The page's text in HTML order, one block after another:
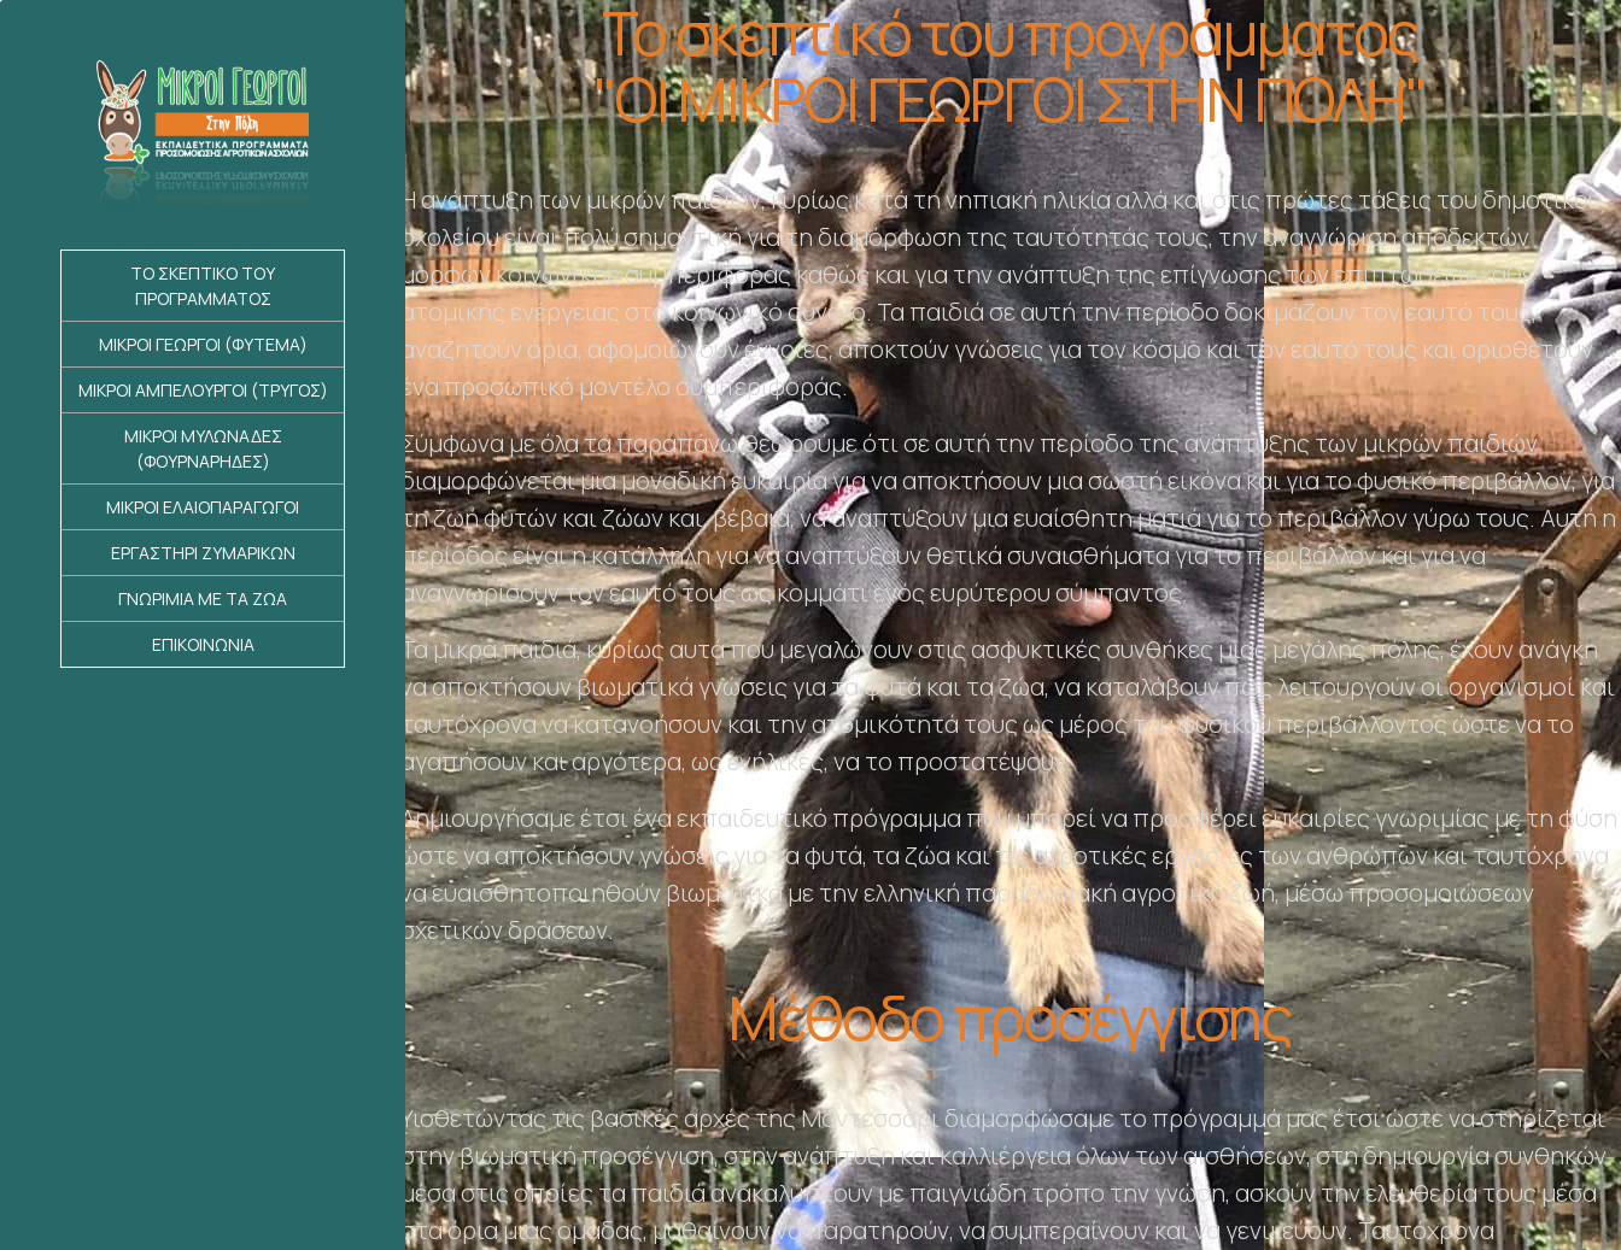
ΤΟ ΣΚΕΠΤΙΚΟ ΤΟΥ
ΠΡΟΓΡΑΜΜΑΤΟΣ
ΜΙΚΡΟΙ ΓΕΩΡΓΟΙ (ΦΥΤΕΜΑ)
ΜΙΚΡΟΙ ΑΜΠΕΛΟΥΡΓΟΙ (ΤΡΥΓΟΣ)
ΜΙΚΡΟΙ ΜΥΛΩΝΑΔΕΣ
(ΦΟΥΡΝΑΡΗΔΕΣ)
ΜΙΚΡΟΙ ΕΛΑΙΟΠΑΡΑΓΩΓΟΙ
ΕΡΓΑΣΤΗΡΙ ΖΥΜΑΡΙΚΩΝ
ΓΝΩΡΙΜΙΑ ΜΕ ΤΑ ΖΩΑ
ΕΠΙΚΟΙΝΩΝΙΑ
Το σκεπτικό του προγράμματος
"ΟΙ ΜΙΚΡΟΙ ΓΕΩΡΓΟΙ ΣΤΗΝ ΠΟΛΗ"
Η ανάπτυξη των μικρών παιδιών, κυρίως κατά τη νηπιακή ηλικία αλλά και στις πρώτες τάξεις του δημοτικού
σχολείου είναι πολύ σημαντική για τη διαμόρφωση της ταυτότητάς τους, την αναγνώριση αποδεκτών
μορφών κοινωνικής συμπεριφοράς καθώς και για την ανάπτυξη της επίγνωσης των επιπτώσεων κάθε
ατομικής ενέργειας στο κοινωνικό σύνολο. Τα παιδιά σε αυτή την περίοδο δοκιμάζουν τον εαυτό τους,
αναζητούν όρια, αφομοιώνουν έννοιες, αποκτούν γνώσεις για τον κόσμο και τον εαυτό τους και οριοθετούν
ένα προσωπικό μοντέλο συμπεριφοράς.
Σύμφωνα με όλα τα παραπάνω θεωρούμε ότι σε αυτή την περίοδο της ανάπτυξης των μικρών παιδιών
διαμορφώνεται μια μοναδική ευκαιρία για να αποκτήσουν μια σωστή εικόνα και για το φυσικό περιβάλλον, για
τη ζωή φυτών και ζώων και, βέβαια, να αναπτύξουν μια ευαίσθητη ματιά για το περιβάλλον γύρω τους. Αυτή η
περίοδος είναι η κατάλληλη για να αναπτύξουν θετικά συναισθήματα για το περιβάλλον και για να
αναγνωρίσουν τον εαυτό τους ως κομμάτι ενός ευρύτερου σύμπαντος.
Τα μικρά παιδιά, κυρίως αυτά που μεγαλώνουν στις ασφυκτικές συνθήκες μιας μεγάλης πόλης, έχουν ανάγκη
να αποκτήσουν βιωματικά γνώσεις για τα φυτά και τα ζώα, να καταλάβουν πώς λειτουργούν οι οργανισμοί και
ταυτόχρονα να κατανοήσουν και την ατομικότητά τους ως μέρος του φυσικού περιβάλλοντος ώστε να το
αγαπήσουν και αργότερα, ως ενήλικες, να το προστατέψουν.
Δημιουργήσαμε έτσι ένα εκπαιδευτικό πρόγραμμα που μπορεί να προσφέρει ευκαιρίες γνωριμίας με τη φύση
ώστε να αποκτήσουν γνώσεις για τα φυτά, τα ζώα και τις αγροτικές εργασίες των ανθρώπων και ταυτόχρονα
να ευαισθητοποιηθούν βιωματικά με την ελληνική παραδοσιακή αγροτική ζωή, μέσω προσομοιώσεων
σχετικών δράσεων.
Μέθοδο προσέγγισης
Υιοθετώντας τις βασικές αρχές της Μοντεσσόρι διαμορφώσαμε το πρόγραμμά μας έτσι ώστε να στηρίζεται
στην βιωματική προσέγγιση, στην ανάπτυξη και καλλιέργεια όλων των αισθήσεων, στη δημιουργία συνθηκών
μέσα στις οποίες τα παιδιά ανακαλύπτουν με παιγνιώδη τρόπο την γνώση, ασκούν την ελευθερία τους μέσα
στα όρια μιας ομάδας, μαθαίνουν να παρατηρούν, να συμπεραίνουν και να γενικεύουν. Ταυτόχρονα